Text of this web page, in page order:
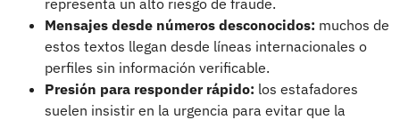
Mensajes desde números desconocidos: muchos de
estos textos llegan desde líneas internacionales o
perfiles sin información verificable.
Presión para responder rápido: los estafadores
suelen insistir en la urgencia para evitar que la